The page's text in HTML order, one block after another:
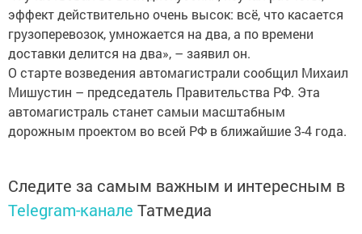
эффект действительно очень высок: всё, что касается
грузоперевозок, умножается на два, а по времени
доставки делится на два», – заявил он.
О старте возведения автомагистрали сообщил Михаил
Мишустин – председатель Правительства РФ. Эта
автомагистраль станет самыи масштабным
дорожным проектом во всей РФ в ближайшие 3-4 года.
Следите за самым важным и интересным в
Telegram-канале Татмедиа